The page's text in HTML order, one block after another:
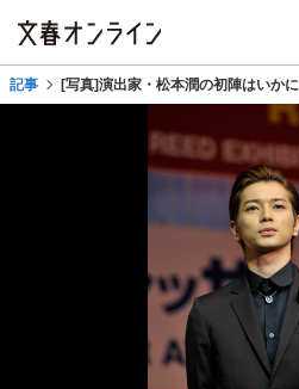
記事 [写真]演出家・松本潤の初陣はいか